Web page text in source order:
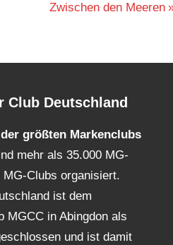
Nächster
Zwischen den Meeren
Club Deutschland
größten Markenclubs
mehr als 35.000 MG-
Clubs organisiert.
ist dem
MGCC in Abingdon als
und ist damit